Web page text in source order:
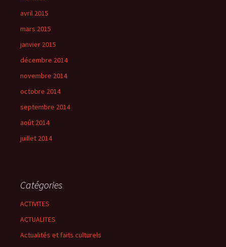
avril 2015
mars 2015
janvier 2015
décembre 2014
novembre 2014
octobre 2014
septembre 2014
août 2014
juillet 2014
Catégories
ACTIVITES
ACTUALITES
Actualités et faits culturels